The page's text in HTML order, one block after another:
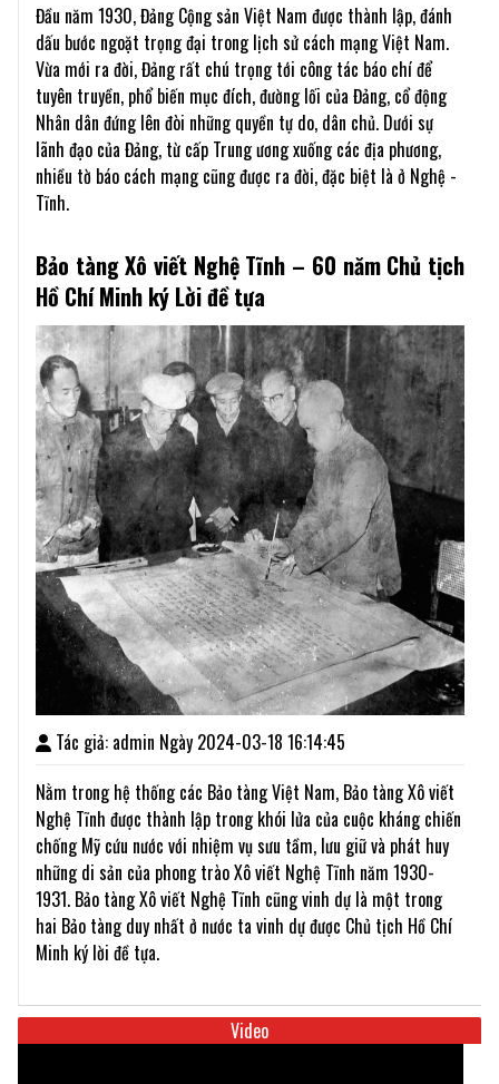
Đầu năm 1930, Đảng Cộng sản Việt Nam được thành lập, đánh
dấu bước ngoặt trọng đại trong lịch sử cách mạng Việt Nam.
Vừa mới ra đời, Đảng rất chú trọng tới công tác báo chí để
tuyên truyền, phổ biến mục đích, đường lối của Đảng, cổ động
Nhân dân đứng lên đòi những quyền tự do, dân chủ. Dưới sự
lãnh đạo của Đảng, từ cấp Trung ương xuống các địa phương,
nhiều tờ báo cách mạng cũng được ra đời, đặc biệt là ở Nghệ -
Tĩnh.
Bảo tàng Xô viết Nghệ Tĩnh – 60 năm Chủ tịch
Hồ Chí Minh ký Lời đề tựa
Tác giả: admin Ngày 2024-03-18 16:14:45
Nằm trong hệ thống các Bảo tàng Việt Nam, Bảo tàng Xô viết
Nghệ Tĩnh được thành lập trong khói lửa của cuộc kháng chiến
chống Mỹ cứu nước với nhiệm vụ sưu tầm, lưu giữ và phát huy
những di sản của phong trào Xô viết Nghệ Tĩnh năm 1930-
1931. Bảo tàng Xô viết Nghệ Tĩnh cũng vinh dự là một trong
hai Bảo tàng duy nhất ở nước ta vinh dự được Chủ tịch Hồ Chí
Minh ký lời đề tựa.
Video